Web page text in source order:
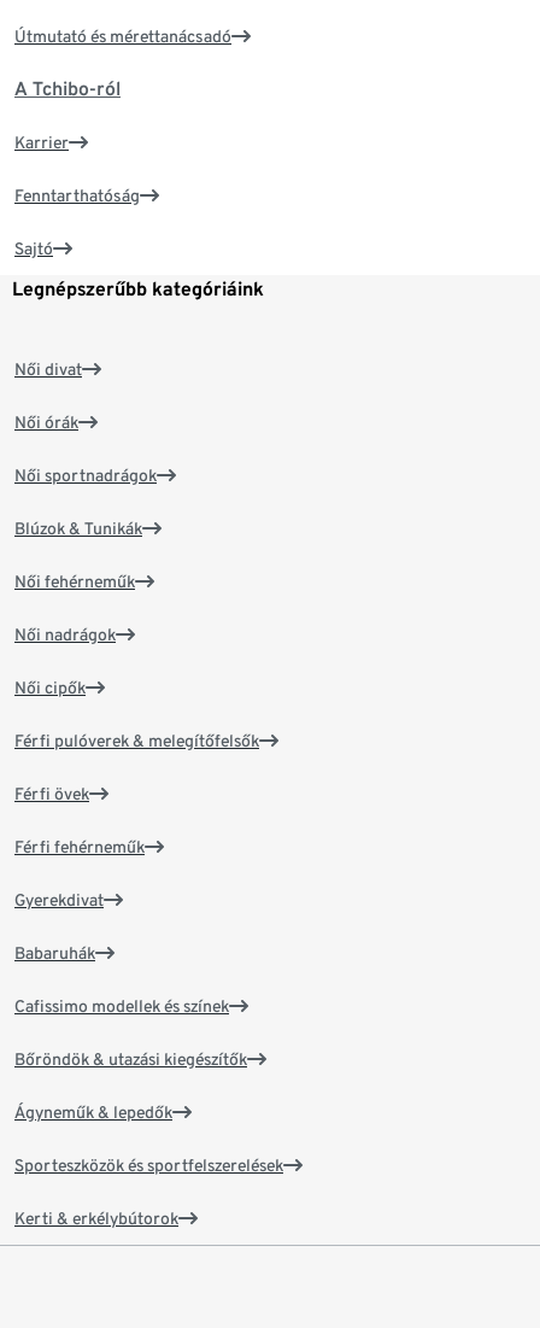
Útmutató és mérettanácsadó
A Tchibo-ról
Karrier
Fenntarthatóság
Sajtó
Legnépszerűbb kategóriáink
Női divat
Női órák
Női sportnadrágok
Blúzok & Tunikák
Női fehérneműk
Női nadrágok
Női cipők
Férfi pulóverek & melegítőfelsők
Férfi övek
Férfi fehérneműk
Gyerekdivat
Babaruhák
Cafissimo modellek és színek
Bőröndök & utazási kiegészítők
Ágyneműk & lepedők
Sporteszközök és sportfelszerelések
Kerti & erkélybútorok